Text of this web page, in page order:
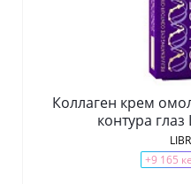
Коллаген крем
контура
+9 165